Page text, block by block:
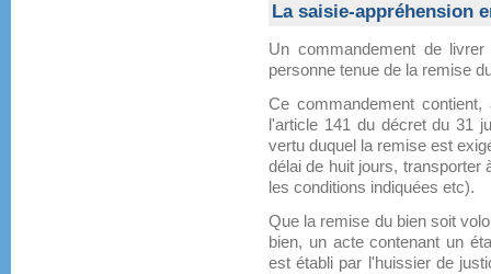
La saisie-appréhension
Un commandement de
personne tenue de la remise
Ce commandement
l'article 141 du décret du 31
vertu duquel la remise est
délai de huit jours, transporter
les conditions indiquées etc).
Que la remise du bien soit
bien, un acte contenant un
est établi par l'huissier de